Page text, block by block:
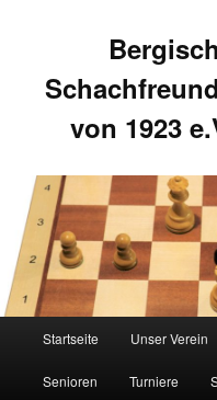
von 1923
Zum
primären
Zum
sekundären
Startseite Unser Verein
Senioren Turniere